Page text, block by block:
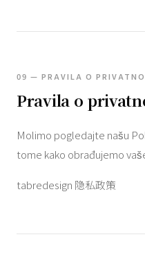
09 — PRAVILA O
Pravila o
Molimo pogledajte našu
tome kako obrađujemo
tabredesign 隐私政策